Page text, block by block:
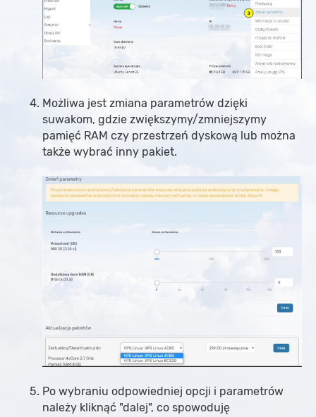
Możliwa jest zmiana parametrów dzięki
suwakom, gdzie zwiększymy/zmniejszymy
pamięć RAM czy przestrzeń dyskową lub można
także wybrać inny pakiet.
Po wybraniu odpowiedniej opcji i parametrów
należy kliknąć "dalej", co spowoduję